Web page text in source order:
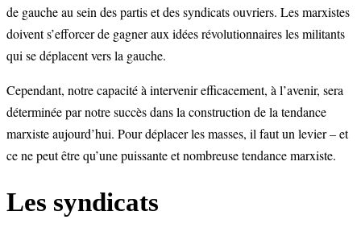
de gauche au sein des partis et des syndicats ouvriers. Les marxistes
doivent s’efforcer de gagner aux idées révolutionnaires les militants
qui se déplacent vers la gauche.
Cependant, notre capacité à intervenir efficacement, à l’avenir, sera
déterminée par notre succès dans la construction de la tendance
marxiste aujourd’hui. Pour déplacer les masses, il faut un levier – et
ce ne peut être qu’une puissante et nombreuse tendance marxiste.
Les syndicats